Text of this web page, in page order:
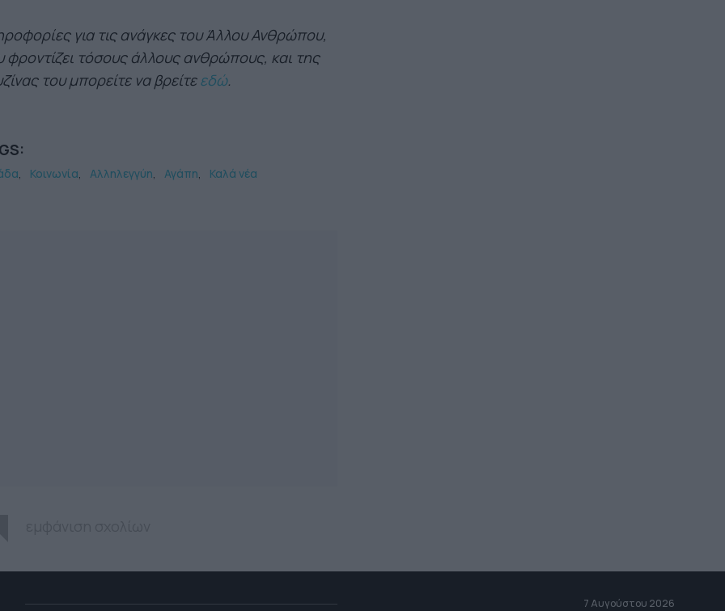
για τις ανάγκες του Άλλου Ανθρώπου,
φροντίζει τόσους άλλους ανθρώπους, και της
του μπορείτε να βρείτεεδώ.
Κοινωνία Αλληλεγγύη Αγάπη Καλά νέα
7 Αυγούστου 2026